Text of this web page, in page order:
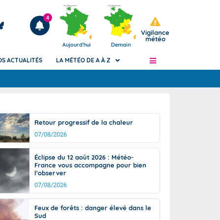
Articles
4
Aujourd'hui Demain
Vigilance
météo
de
Phénomènes dangereux de J+2 à J+7
Avertissement pluies intenses à l'échelle
des communes (Apic)
Bulletins Marine
Bulletins d'estimation du risque
d'avalanche
Météo des forêts
Vigicrues
ACTUALITÉS LA MÉTÉO DE A À Z
Retour progressif de la chaleur
07/08/2026
Éclipse du 12 août 2026 : Météo-
France vous accompagne pour bien
l'observer
07/08/2026
Feux de forêts : danger élevé dans le
Sud